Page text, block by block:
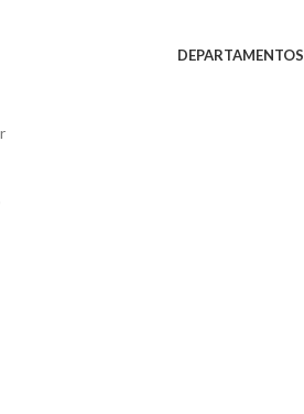
DEPARTAMENTOS